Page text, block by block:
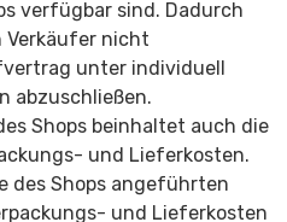
verfügbar sind. Dadurch
Verkäufer nicht
unter individuell
abzuschließen.
Shops beinhaltet auch die
und Lieferkosten.
des Shops angeführten
und Lieferkosten